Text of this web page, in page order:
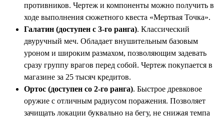
противников. Чертеж и компоненты можно получить в
ходе выполнения сюжетного квеста «Мертвая Точка».
Галатин (доступен с 3-го ранга). Классический
двуручный меч. Обладает внушительным базовым
уроном и широким размахом, позволяющим задевать
сразу группу врагов перед собой. Чертеж покупается в
магазине за 25 тысяч кредитов.
Ортос (доступен со 2-го ранга). Быстрое древковое
оружие с отличным радиусом поражения. Позволяет
зачищать локации буквально на бегу, не снижая темпа